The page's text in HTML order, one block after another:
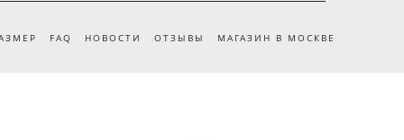
FAQ НОВОСТИ ОТЗЫВЫ МАГАЗИН В МОСКВЕ